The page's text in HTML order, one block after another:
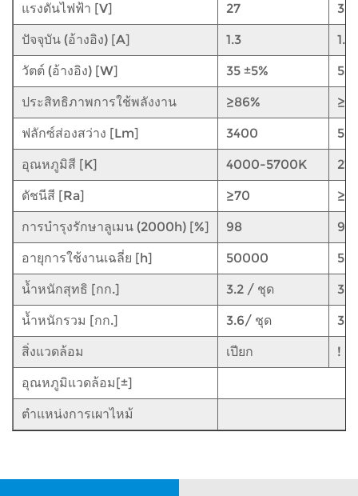
แรงดันไฟฟ้า [V] 27 30
ปัจจุบัน (อ้างอิง) [A] 1.3 1.8
วัตต์ (อ้างอิง) [W] 35 ±5% 53
ประสิทธิภาพการใช้พลังงาน ≥86%
ฟลักซ์ส่องสว่าง [Lm] 3400
อุณหภูมิสี [K] 4000-5700K
ดัชนีสี [Ra] ≥70
การบำรุงรักษาลูเมน (2000h) [%] 98 98
อายุการใช้งานเฉลี่ย [h] 50000
น้ำหนักสุทธิ [กก.] 3.2 / ชุด 3.2
น้ำหนักรวม [กก.] 3.6/ ชุด 3.6
สิ่งแวดล้อม เปียก ! เ
อุณหภูมิแวดล้อม[±]
ตำแหน่งการเผาไหม้